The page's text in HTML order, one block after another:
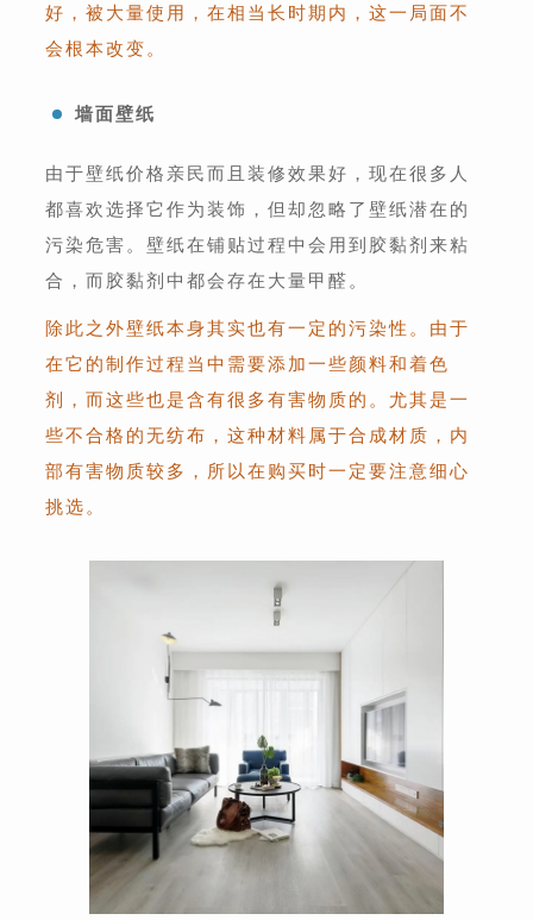
好，被大量使用，在相当长时期内，这一局面不
会根本改变。
墙面壁纸
由于壁纸价格亲民而且装修效果好，现在很多人
都喜欢选择它作为装饰，但却忽略了壁纸潜在的
污染危害。壁纸在铺贴过程中会用到胶黏剂来粘
合，而胶黏剂中都会存在大量甲醛。
除此之外壁纸本身其实也有一定的污染性。由于
在它的制作过程当中需要添加一些颜料和着色
剂，而这些也是含有很多有害物质的。尤其是一
些不合格的无纺布，这种材料属于合成材质，内
部有害物质较多，所以在购买时一定要注意细心
挑选。